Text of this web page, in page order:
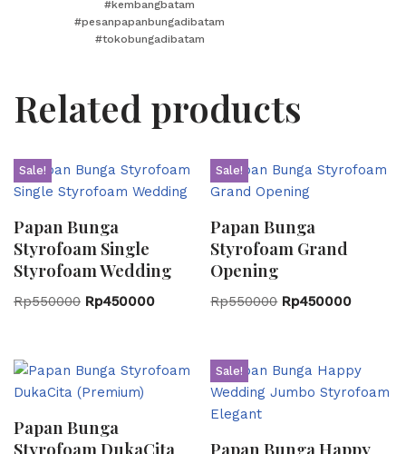
#kembangbatam
#pesanpapanbungadibatam
#tokobungadibatam
Related products
Sale!
Papan Bunga
Styrofoam Single
Styrofoam Wedding
Rp550000 Rp450000
Sale!
Papan Bunga
Styrofoam Grand
Opening
Rp550000 Rp450000
Papan Bunga
Styrofoam DukaCita
Sale!
Papan Bunga Happy